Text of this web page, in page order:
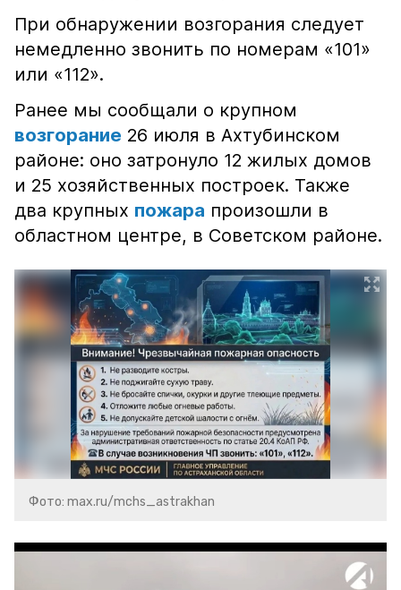
При обнаружении возгорания следует
немедленно звонить по номерам «101»
или «112».
Ранее мы сообщали о крупном
возгорание 26 июля в Ахтубинском
районе: оно затронуло 12 жилых домов
и 25 хозяйственных построек. Также
два крупных пожара произошли в
областном центре, в Советском районе.
Фото: max.ru/mchs_astrakhan